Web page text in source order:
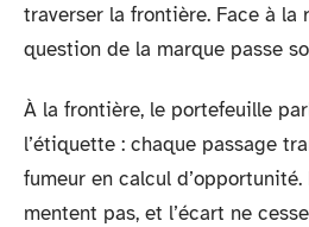
traverser la frontière. Face à la
question de la marque passe
À la frontière, le portefeuille
l’étiquette : chaque passage
fumeur en calcul
mentent pas, et l’écart ne